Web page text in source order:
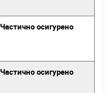
Частично осигурено
Частично осигурено